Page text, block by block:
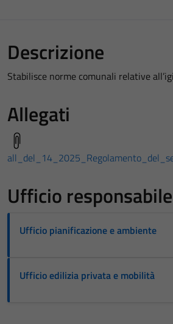
Descrizione
Stabilisce norme comunali relative
Allegati
Ufficio responsabile
Ufficio pianificazione e ambiente
Ufficio edilizia privata e mobilità